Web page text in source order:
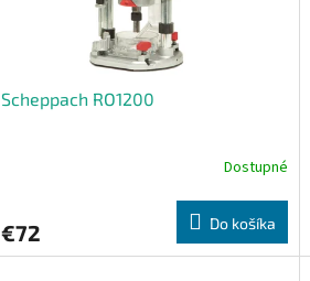
Scheppach RO1200
Dostupné
€72 Do košíka